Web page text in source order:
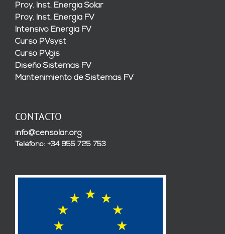
Proy. Inst. Energía Solar
Proy. Inst. Energía FV
Intensivo Energía FV
Curso PVsyst
Curso PVgis
Diseño Sistemas FV
Mantenimiento de Sistemas FV
CONTACTO
info@censolar.org
Teléfono: +34 955 725 753